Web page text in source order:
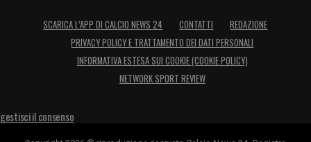
Standard Liegi. Dopo un prestito alLierse
Kempenzonen, è tornato alSint-Truiden
imponendosi da titolare prima del passaggio
SCARICA L’APP DI CALCIO NEWS 24 CONTATTI
REDAZIONE
PRIVACY POLICY E TRATTAMENTO DEI DATI PERSONALI
INFORMATIVA ESTESA SUI COOKIE (COOKIE POLICY)
NETWORK SPORT REVIEW
gestisci il consenso